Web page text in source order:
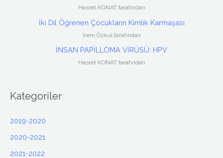
Hasret KONAT tarafından
İki Dil Öğrenen Çocukların Kimlik Karmaşası
İrem Özkul tarafından
İNSAN PAPİLLOMA VİRÜSÜ: HPV
Hasret KONAT tarafından
Kategoriler
2019-2020
2020-2021
2021-2022